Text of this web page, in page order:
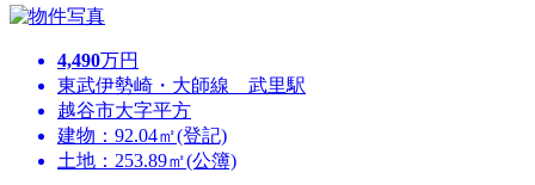
4,490万円
東武伊勢崎・大師線 武里駅
越谷市大字平方
建物：92.04㎡(登記)
土地：253.89㎡(公簿)